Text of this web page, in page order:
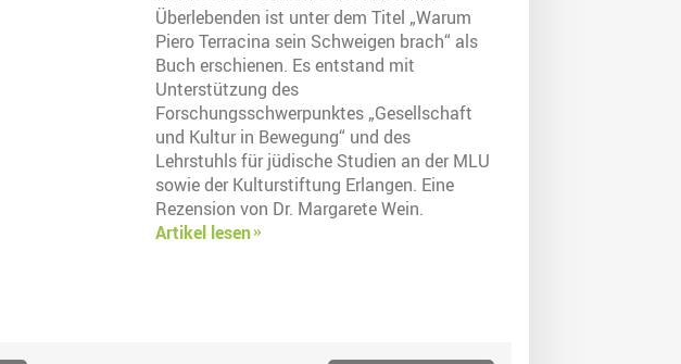
Überlebenden ist unter dem Titel „Warum
Piero Terracina sein Schweigen brach“ als
Buch erschienen. Es entstand mit
Unterstützung des
Forschungsschwerpunktes „Gesellschaft
und Kultur in Bewegung“ und des
Lehrstuhls für jüdische Studien an der MLU
sowie der Kulturstiftung Erlangen. Eine
Rezension von Dr. Margarete Wein.
Artikel lesen